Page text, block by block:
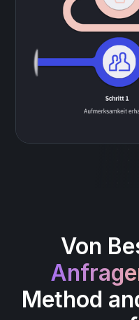
Von
Method